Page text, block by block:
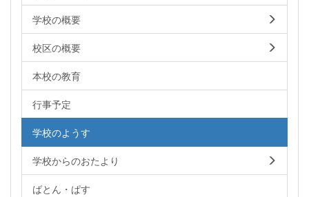
学校の概要
校区の概要
本校の教育
行事予定
学校のようす
学校からのおたより
ばとん・ぱす